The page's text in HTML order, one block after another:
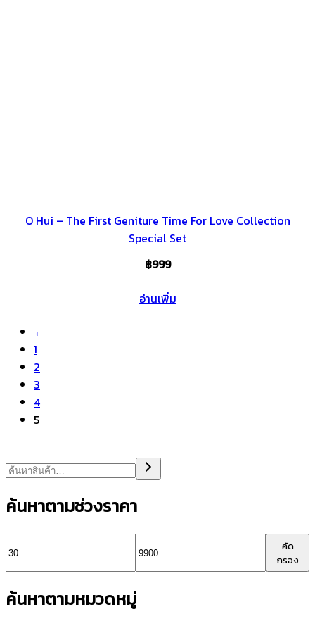
O Hui – The First Geniture Time For Love Collection
Special Set
฿999
อ่านเพิ่ม
←
1
2
3
4
5
ค้นหาตามช่วงราคา
ราคา
ต่ำ
สุด
ราคา
สูงสุด
คัด
กรอง
ค้นหาตามหมวดหมู่